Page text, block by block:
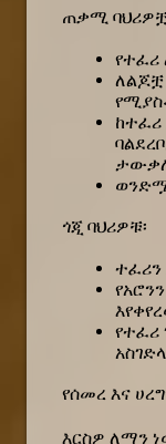
ጠቃሚ
የተፈሪ
ከተፈሪ
ወንድሟ
ጎጂ ባህሪዎቹ፡
ተፈሪን
የተፈሪ
የሰመረ እና
እርስዎ ለማን